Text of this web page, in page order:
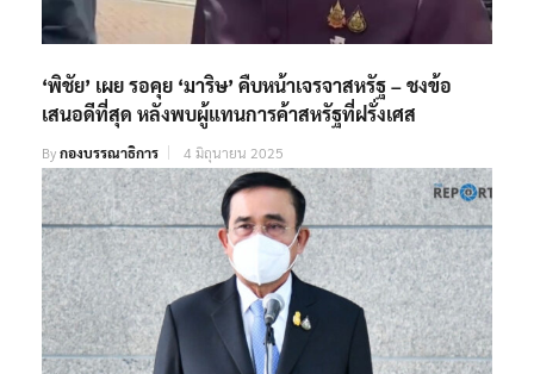
‘พิชัย’ เผย รอคุย ‘มาริษ’ คืบหน้าเจรจาสหรัฐ – ชงข้อ
เสนอดีที่สุด หลังพบผู้แทนการค้าสหรัฐที่ฝรั่งเศส
Byกองบรรณาธิการ 4 มิถุนายน 2025